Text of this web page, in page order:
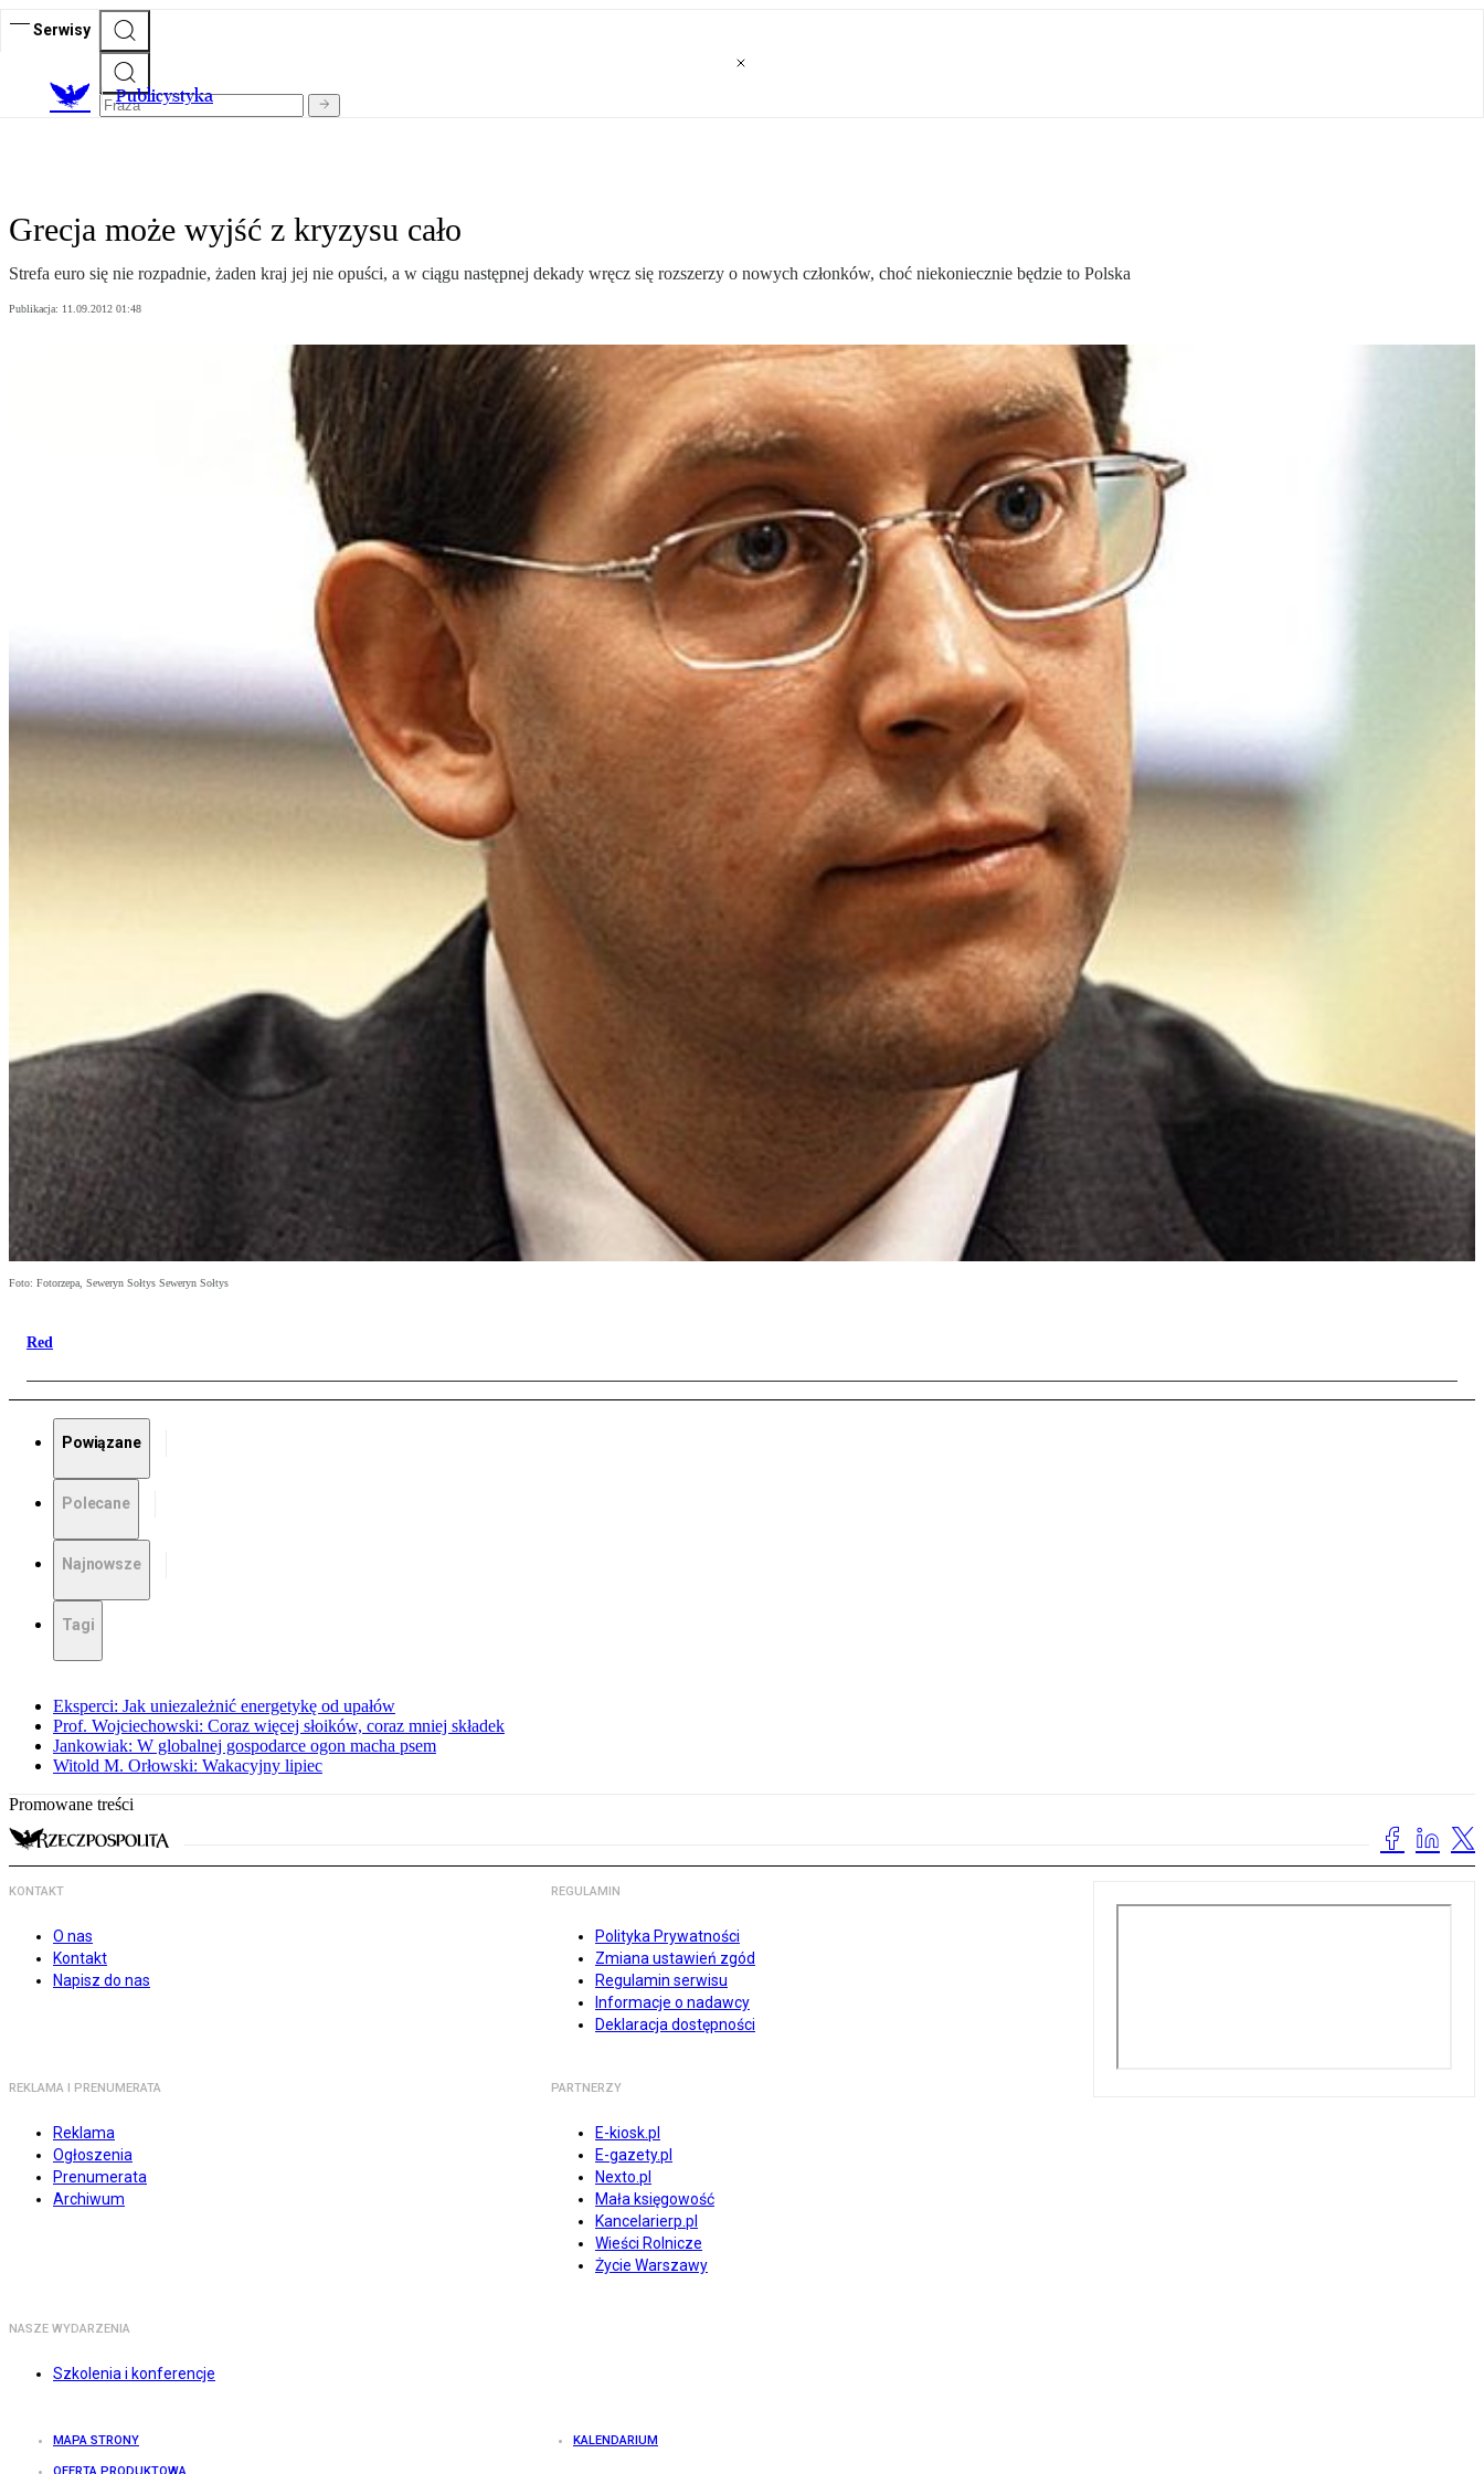
Serwisy
Publicystyka
Grecja może wyjść z kryzysu cało
Strefa euro się nie rozpadnie, żaden kraj jej nie opuści, a w ciągu następnej dekady wręcz się rozszerzy o nowych członków, choć niekoniecznie będzie to Polska
Publikacja: 11.09.2012 01:48
Foto: Fotorzepa, Seweryn Sołtys Seweryn Sołtys
Red
Powiązane
Polecane
Najnowsze
Tagi
Eksperci: Jak uniezależnić energetykę od upałów
Prof. Wojciechowski: Coraz więcej słoików, coraz mniej składek
Jankowiak: W globalnej gospodarce ogon macha psem
Witold M. Orłowski: Wakacyjny lipiec
Promowane treści
KONTAKT
O nas
Kontakt
Napisz do nas
REGULAMIN
Polityka Prywatności
Zmiana ustawień zgód
Regulamin serwisu
Informacje o nadawcy
Deklaracja dostępności
REKLAMA I PRENUMERATA
Reklama
Ogłoszenia
Prenumerata
Archiwum
PARTNERZY
E-kiosk.pl
E-gazety.pl
Nexto.pl
Mała księgowość
Kancelarierp.pl
Wieści Rolnicze
Życie Warszawy
NASZE WYDARZENIA
Szkolenia i konferencje
MAPA STRONY KALENDARIUM